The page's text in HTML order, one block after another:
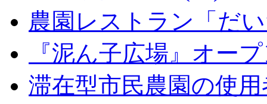
農園レストラン「だ
『泥ん子広場』オー
滞在型市民農園の使